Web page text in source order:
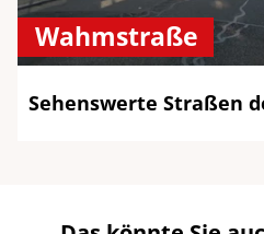
Wahmstraße
Sehenswerte Straßen